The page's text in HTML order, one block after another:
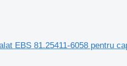
EBS 81.25411-6058 pentru